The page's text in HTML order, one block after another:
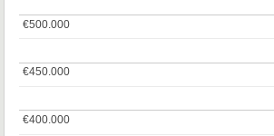
€400.000
€400.000
€450.000
€450.000
€500.000
€500.000